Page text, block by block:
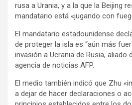
rusa a Urania, y a la que la Beijing
mandatario está «jugando con
El mandatario estadounidense
de proteger la isla es “aún más
invasión a Ucrania de Rusia, aliado
agencia de noticias AFP.
El medio también indicó que Zhu
a dejar de hacer declaraciones o